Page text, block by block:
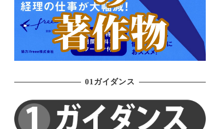
01ガイダンス